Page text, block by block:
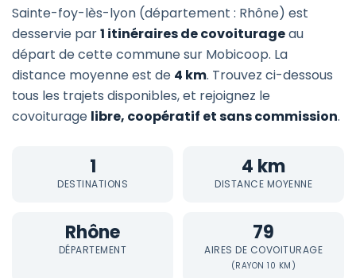
Sainte-foy-lès-lyon (département : Rhône) est
desservie par1 itinéraires de covoiturageau
départ de cette commune sur Mobicoop. La
distance moyenne est de 4 km. Trouvez ci-dessous
tous les trajets disponibles, et rejoignez le
covoiturage libre, coopératif et sans commission.
1
DESTINATIONS
4 km
DISTANCE MOYENNE
Rhône
DÉPARTEMENT
79
AIRES DE COVOITURAGE
(RAYON 10 KM)